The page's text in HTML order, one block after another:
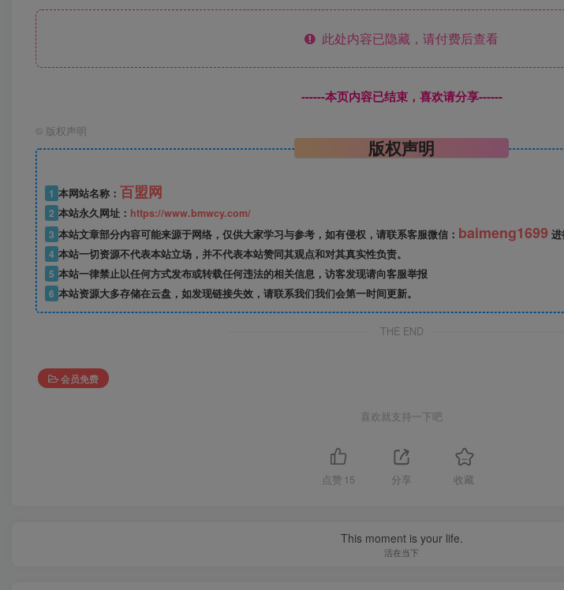
此处内容已隐藏，请付费后查看
------本页内容已结束，喜欢请分享------
© 版权声明
版权声明
1 本网站名称： 百盟网
2 本站永久网址： https://www.bmwcy.com/
3 本站文章部分内容可能来源于网络，仅供大家学习与参考，如有侵权，请联系客服微信： baimeng1699 进
4 本站一切资源不代表本站立场，并不代表本站赞同其观点和对其真实性负责。
5 本站一律禁止以任何方式发布或转载任何违法的相关信息，访客发现请向客服举报
6 本站资源大多存储在云盘，如发现链接失效，请联系我们我们会第一时间更新。
THE END
会员免费
喜欢就支持一下吧
点赞 15 分享 收藏
This moment is your life.
活在当下